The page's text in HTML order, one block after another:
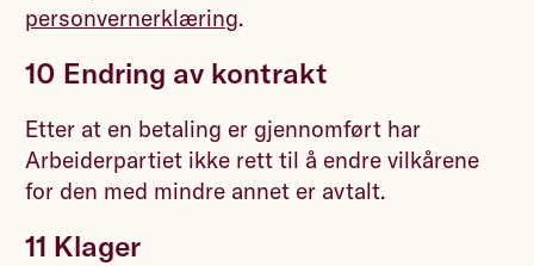
personvernerklæring.
10 Endring av kontrakt
Etter at en betaling er gjennomført har
Arbeiderpartiet ikke rett til å endre vilkårene
for den med mindre annet er avtalt.
11 Klager